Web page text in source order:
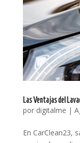
Las Ventajas del
por digitalme |
En CarClean23,